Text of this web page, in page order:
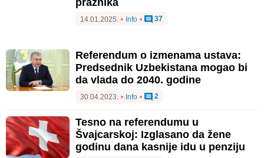
praznika
14.01.2025. • Info • 37
Referendum o izmenama ustava:
Predsednik Uzbekistana mogao bi
da vlada do 2040. godine
30.04.2023. • Info • 2
Tesno na referendumu u
Švajcarskoj: Izglasano da žene
godinu dana kasnije idu u penziju